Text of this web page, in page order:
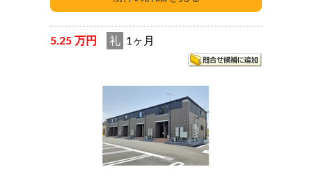
5.25 万円 礼 1ヶ月